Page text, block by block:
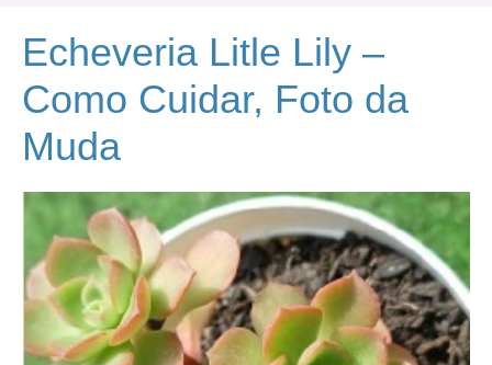
Echeveria Litle Lily –
Como Cuidar, Foto da
Muda